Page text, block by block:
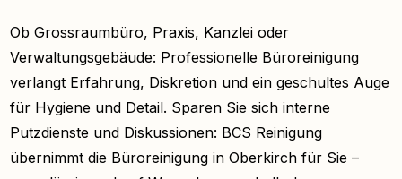
Ob Grossraumbüro, Praxis, Kanzlei oder
Verwaltungsgebäude: Professionelle Büroreinigung
verlangt Erfahrung, Diskretion und ein geschultes Auge
für Hygiene und Detail. Sparen Sie sich interne
Putzdienste und Diskussionen: BCS Reinigung
übernimmt die Büroreinigung in Oberkirch für Sie –